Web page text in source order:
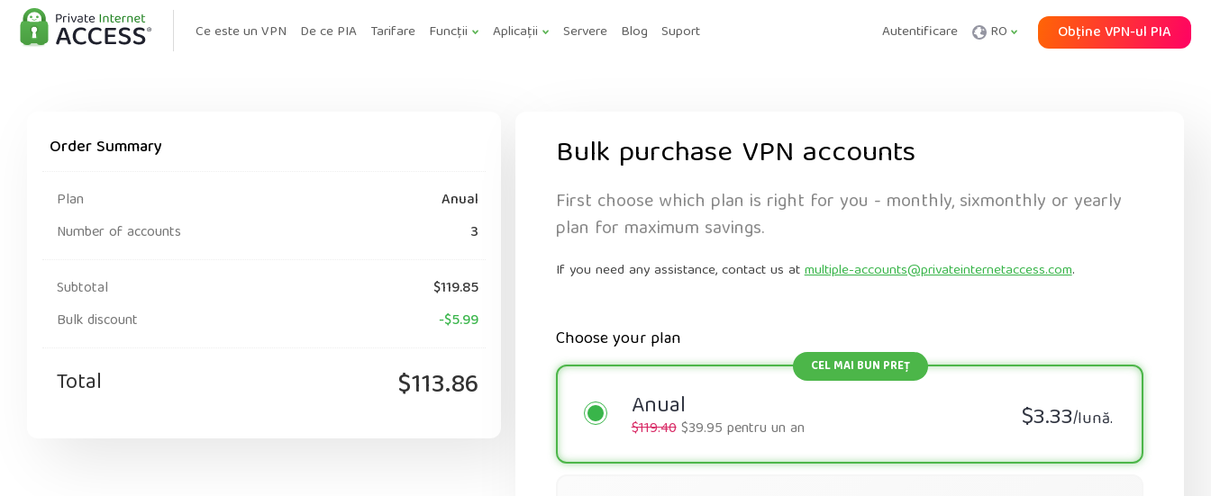
Ce este un VPN De ce PIA Tarifare Funcții Aplicații Servere Blog Suport Autentificare RO Obține VPN-ul PIA
Order Summary
Plan
Anual
Number of accounts
3
Subtotal
$119.85
Bulk discount
-$5.99
Total $113.86
Bulk purchase VPN accounts
First choose which plan is right for you - monthly, sixmonthly or yearly
plan for maximum savings.
If you need any assistance, contact us atmultiple-accounts@privateinternetaccess.com.
Choose your plan
Anual $3.33/lună.
$119.40$39.95 pentru un an